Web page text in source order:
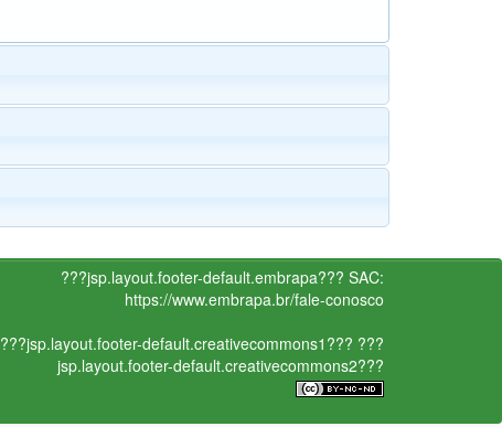
???jsp.layout.footer-default.embrapa??? SAC:
https://www.embrapa.br/fale-conosco
???jsp.layout.footer-default.creativecommons1??? ???
jsp.layout.footer-default.creativecommons2???